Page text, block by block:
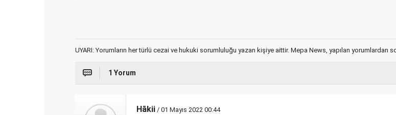
UYARI: Yorumların her türlü cezai ve hukuki sorumluluğu yazan kişiye aittir. Mepa News, yapılan yorumlardan
1 Yorum
Hākii / 01 Mayıs 2022 00:44